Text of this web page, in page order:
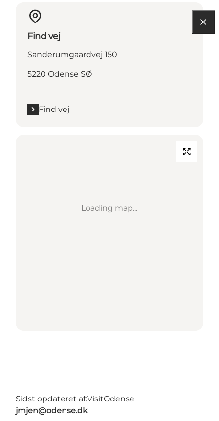
Find vej
Sanderumgaardvej 150
5220 Odense SØ
Find vej
Loading map...
Sidst opdateret af:VisitOdense
jmjen@odense.dk